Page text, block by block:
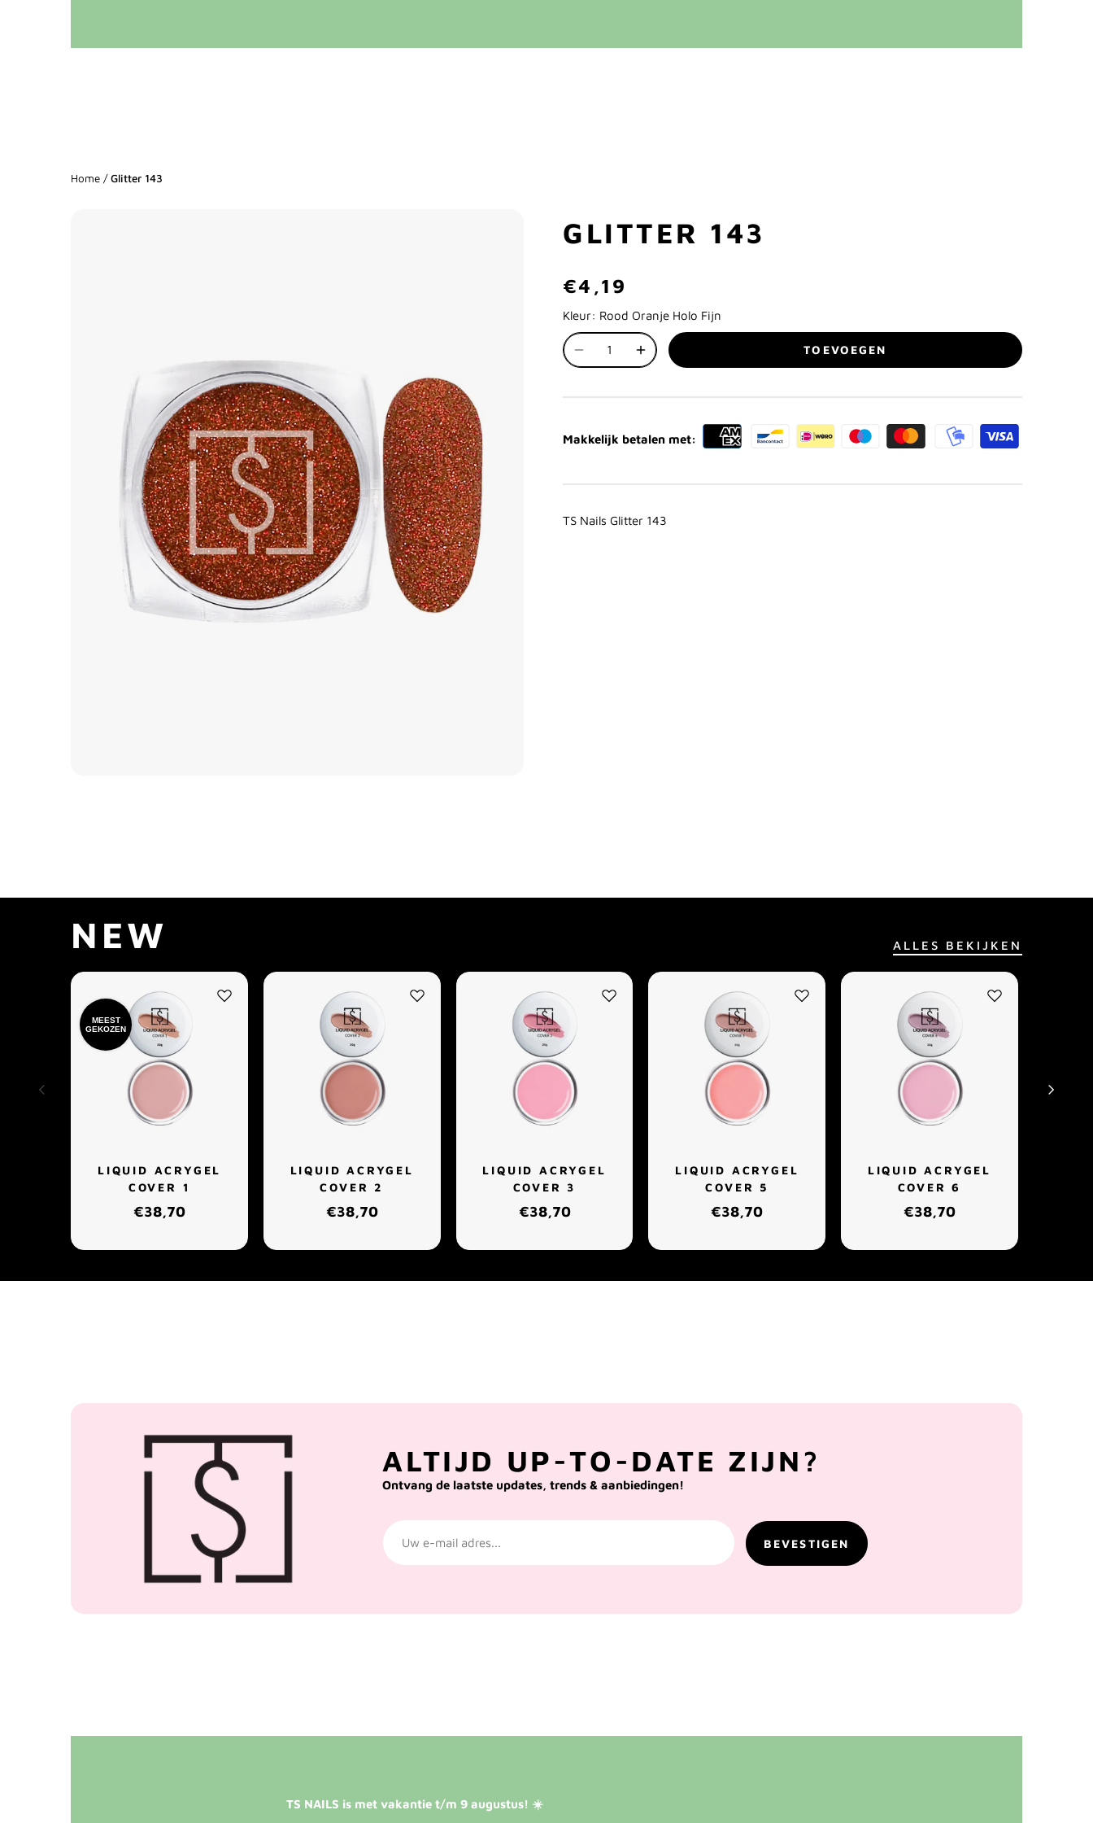
Home /Glitter 143
GLITTER 143
€4,19
Kleur: Rood Oranje Holo Fijn
TOEVOEGEN
Makkelijk betalen met:
TS Nails Glitter 143
NEW ALLES BEKIJKEN
MEEST
GEKOZEN
LIQUID ACRYGEL
COVER 1
€38,70
LIQUID ACRYGEL
COVER 2
€38,70
LIQUID ACRYGEL
COVER 3
€38,70
LIQUID ACRYGEL
COVER 5
€38,70
LIQUID ACRYGEL
COVER 6
€38,70
ALTIJD UP-TO-DATE ZIJN?
Ontvang de laatste updates, trends & aanbiedingen!
TS NAILS is met vakantie t/m 9 augustus! ☀️